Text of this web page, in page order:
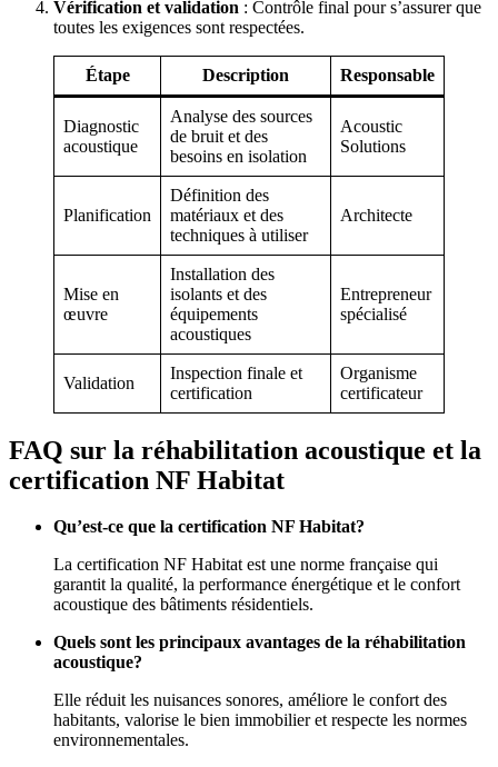
Vérification et validation : Contrôle final pour s’assurer que
toutes les exigences sont respectées.
Étape Description Responsable
Diagnostic
acoustique
Analyse des sources
de bruit et des
besoins en isolation
Acoustic
Solutions
Planification
Définition des
matériaux et des
techniques à utiliser
Architecte
Mise en
œuvre
Installation des
isolants et des
équipements
acoustiques
Entrepreneur
spécialisé
Validation
Inspection finale et
certification
Organisme
certificateur
FAQ sur la réhabilitation acoustique et la
certification NF Habitat
Qu’est-ce que la certification NF Habitat?
La certification NF Habitat est une norme française qui
garantit la qualité, la performance énergétique et le confort
acoustique des bâtiments résidentiels.
Quels sont les principaux avantages de la réhabilitation
acoustique?
Elle réduit les nuisances sonores, améliore le confort des
habitants, valorise le bien immobilier et respecte les normes
environnementales.